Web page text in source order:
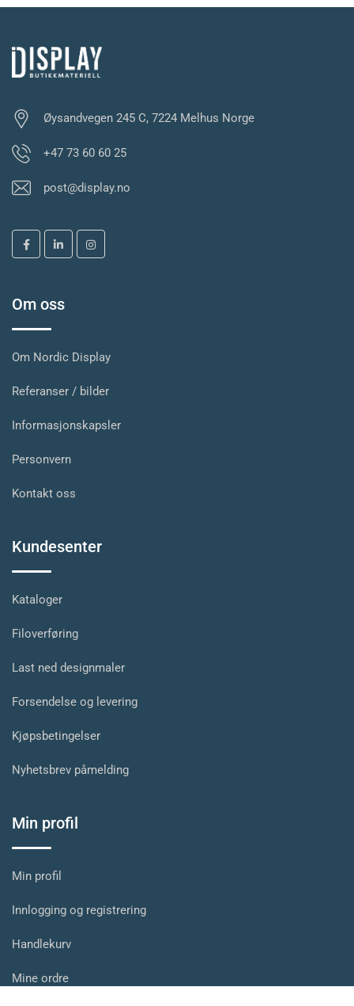
Øysandvegen 245 C, 7224 Melhus Norge
+47 73 60 60 25
post@display.no
Om oss
Om Nordic Display
Referanser / bilder
Informasjonskapsler
Personvern
Kontakt oss
Kundesenter
Kataloger
Filoverføring
Last ned designmaler
Forsendelse og levering
Kjøpsbetingelser
Nyhetsbrev påmelding
Min profil
Min profil
Innlogging og registrering
Handlekurv
Mine ordre